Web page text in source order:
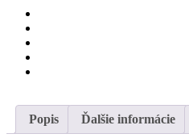
apple
quantity
Popis Ďalšie informácie